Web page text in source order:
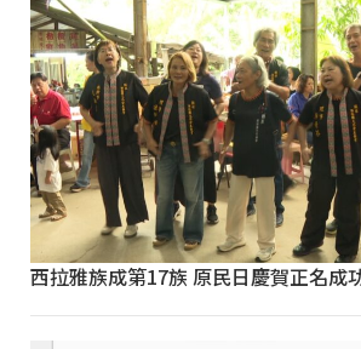
西拉雅族成第17族 原民日慶賀正名成